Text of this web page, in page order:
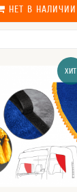
НЕТ В НАЛИЧИИ
ХИТ